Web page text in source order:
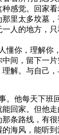
感觉。回家
里太多坟墓，
人的地方，
懂你，理解你
间，留下一片
解。与自己，
。他每天下班
回家。但他
条路线，有
海风，能听